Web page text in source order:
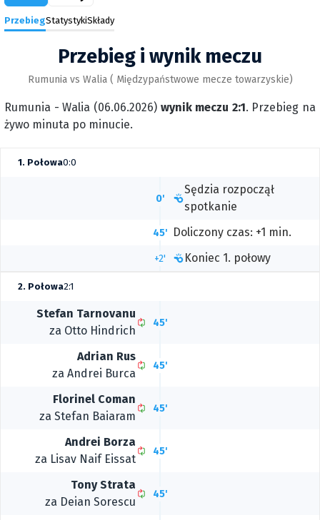
PrzebiegStatystykiSkłady
Przebieg i wynik meczu
Rumunia vs Walia ( Międzypaństwowe mecze towarzyskie)
Rumunia - Walia (06.06.2026) wynik meczu 2:1. Przebieg na
żywo minuta po minucie.
1. Połowa0:0
0'
Sędzia rozpoczął
spotkanie
45' Doliczony czas: +1 min.
+2' Koniec 1. połowy
2. Połowa2:1
Stefan Tarnovanu
za Otto Hindrich
45'
Adrian Rus
za Andrei Burca
45'
Florinel Coman
za Stefan Baiaram
45'
Andrei Borza
za Lisav Naif Eissat
45'
Tony Strata
za Deian Sorescu
45'